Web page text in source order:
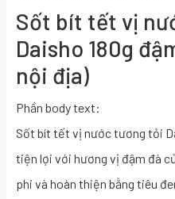
Sốt bít tết vị
Daisho 180g
nội địa)
Phần body text:
Sốt bít tết vị nước tương tỏi
tiện lợi với hương vị đậm đà
phi và hoàn thiện bằng tiêu